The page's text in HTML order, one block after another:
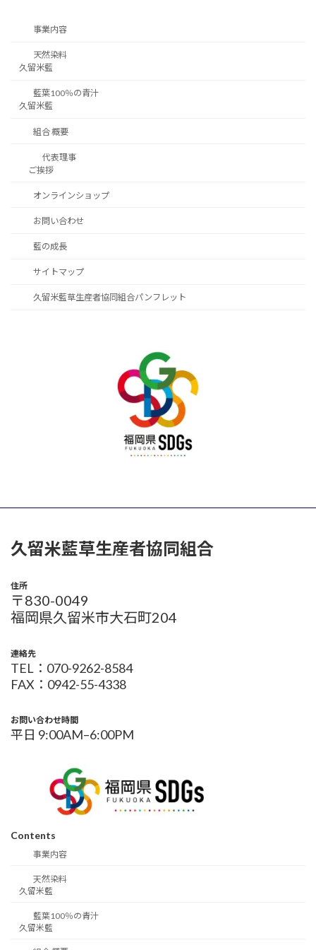
事業内容
天然染料
久留米藍
藍葉100％の青汁
久留米藍
組合 概要
代表理事
ご挨拶
オンラインショップ
お問い合わせ
藍の成長
サイトマップ
久留米藍草生産者協同組合パンフレット
久留米藍草生産者協同組合
住所
〒830-0049
福岡県久留米市大石町204
連絡先
TEL：070-9262-8584
FAX：0942-55-4338
お問い合わせ時間
平日 9:00AM–6:00PM
Contents
事業内容
天然染料
久留米藍
藍葉100％の青汁
久留米藍